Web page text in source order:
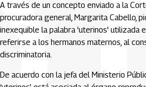
A través de un concepto enviado a la
procuradora general, Margarita Cabello,
inexequible la palabra 'uterinos' utilizada
referirse a los hermanos maternos, al
discriminatoria.
De acuerdo con la jefa del Ministerio